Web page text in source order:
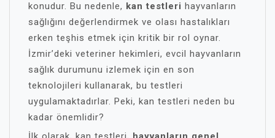
konudur. Bu nedenle, kan testleri hayvanların
sağlığını değerlendirmek ve olası hastalıkları
erken teşhis etmek için kritik bir rol oynar.
İzmir’deki veteriner hekimleri, evcil hayvanların
sağlık durumunu izlemek için en son
teknolojileri kullanarak, bu testleri
uygulamaktadırlar. Peki, kan testleri neden bu
kadar önemlidir?